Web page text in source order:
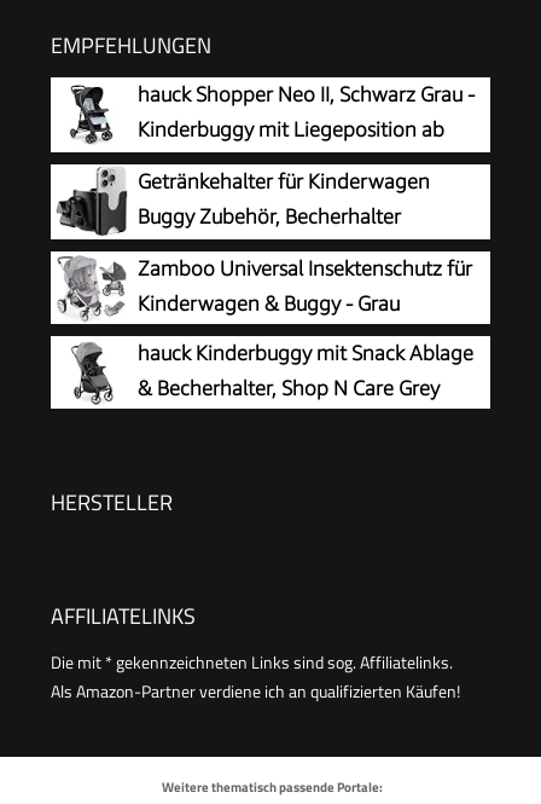
EMPFEHLUNGEN
hauck Shopper Neo II, Schwarz Grau -
Kinderbuggy mit Liegeposition ab
Geburt bis 22 kg, 2x Tablett mit
Getränkehalter, Einhändig Klein
Zusammenklappbar, Tasche im Verdeck, XL Korb
Getränkehalter für Kinderwagen
Buggy Zubehör, Becherhalter
Kinderwagen
Zamboo Universal Insektenschutz für
Kinderwagen & Buggy - Grau
hauck Kinderbuggy mit Snack Ablage
& Becherhalter, Shop N Care Grey
HERSTELLER
AFFILIATELINKS
Die mit * gekennzeichneten Links sind sog. Affiliatelinks.
Als Amazon-Partner verdiene ich an qualifizierten Käufen!
Weitere thematisch passende Portale: